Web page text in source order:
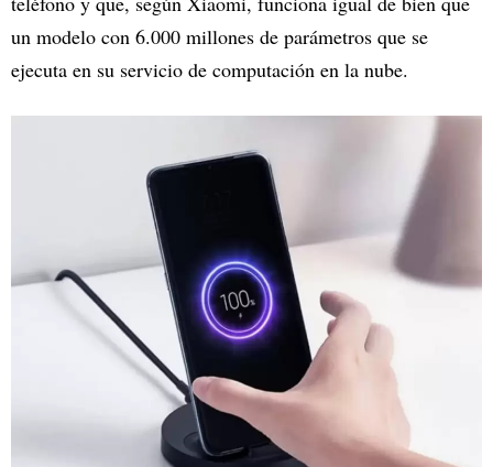
un modelo con 6.000 millones de parámetros que se
ejecuta en su servicio de computación en la nube.